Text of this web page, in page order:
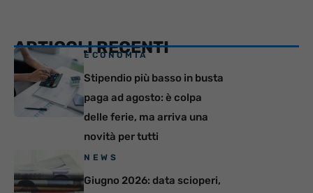
ARTICOLI RECENTI
ECONOMIA
Stipendio più basso in busta
paga ad agosto: è colpa
delle ferie, ma arriva una
novità per tutti
NEWS
Giugno 2026: data scioperi,